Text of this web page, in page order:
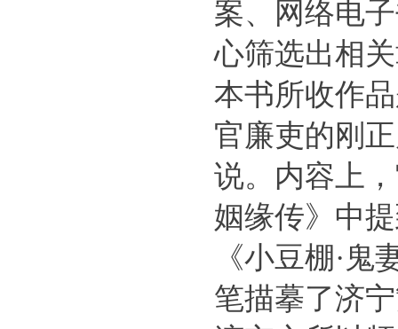
案、网络电
心筛选出相
本书所收作
官廉吏的刚
说。内容上
姻缘传》中
《小豆棚·
笔描摹了济